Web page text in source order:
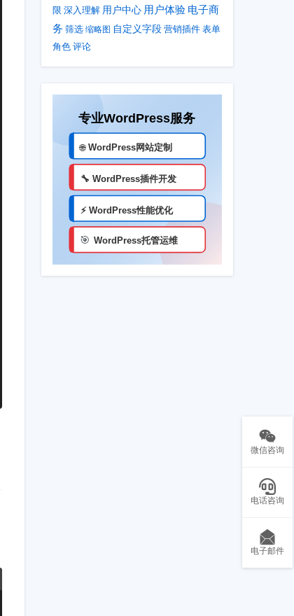
限 深入理解 用户中心 用户体验 电子商
务 筛选 缩略图 自定义字段 营销插件 表单
角色 评论
微信咨询
电话咨询
电子邮件